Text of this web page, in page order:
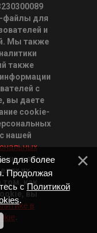
файлы для
и
Мы также
также
с
вы даете
cookie-
нашей
о типах
их
том, как
вы
в
для более
Продолжая
сПолитикой
.